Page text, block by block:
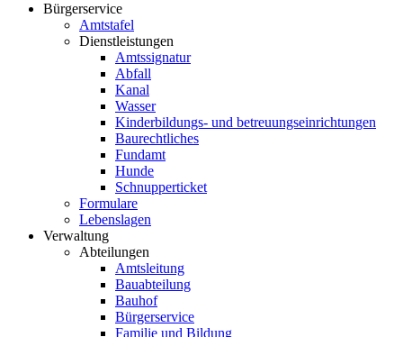
Bürgerservice
Amtstafel
Dienstleistungen
Amtssignatur
Abfall
Kanal
Wasser
Kinderbildungs- und betreuungseinrichtungen
Baurechtliches
Fundamt
Hunde
Schnupperticket
Formulare
Lebenslagen
Verwaltung
Abteilungen
Amtsleitung
Bauabteilung
Bauhof
Bürgerservice
Familie und Bildung